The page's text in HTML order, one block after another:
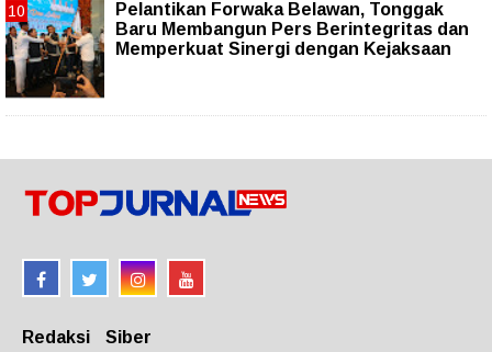
Pelantikan Forwaka Belawan, Tonggak
Baru Membangun Pers Berintegritas dan
Memperkuat Sinergi dengan Kejaksaan
Redaksi Siber